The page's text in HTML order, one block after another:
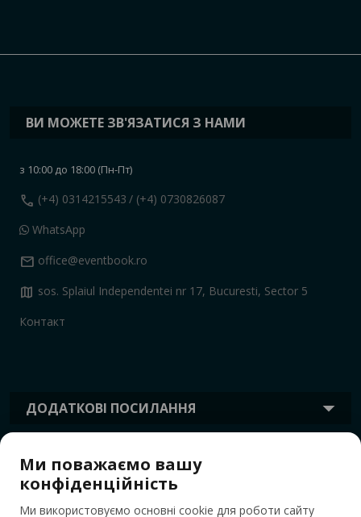
ДОДАТКОВІ ПОСИЛАННЯ
ІНФОРМАЦІЯ
ВИ МОЖЕТЕ ЗВ'ЯЗАТИСЯ З НАМИ
з 10:00 до 18:00 (Пн-Пт)
call (+4) 0314215543 / (+4) 0730826087
WhatsApp
mail office@eventbook.ro
map sos. Splaiul Independentei nr 17, Bucuresti, Sector 5
Контакт
Ми поважаємо вашу
конфіденційність
Ми використовуємо основні cookie для роботи сайту